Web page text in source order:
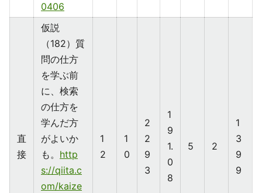
0406
直
接
仮説
（182）質
問の仕方
を学ぶ前
に、検索
の仕方を
学んだ方
がよいか
も。 http
s://qiita.c
om/kaize
1
2
1
0
2
2
9
3
1
9
1.
0
8
5 2
1
3
9
9